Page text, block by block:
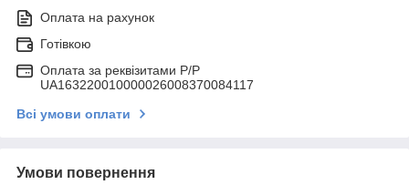
Оплата на рахунок
Готівкою
Оплата за реквізитами P/Р
UA163220010000026008370084117
Всі умови оплати
Умови повернення